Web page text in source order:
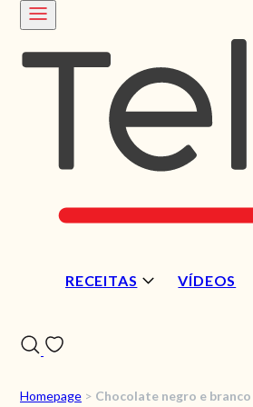
RECEITAS VÍDEOS
Homepage > Chocolate negro e